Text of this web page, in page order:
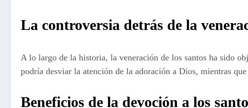
La controversia detrás de la
A lo largo de la historia, la veneración de los santos ha sido
podría desviar la atención de la adoración a Dios, mientras
Beneficios de la devoción a los